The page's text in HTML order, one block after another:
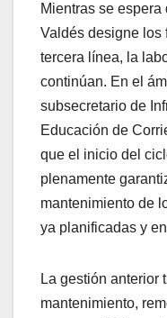
Mientras se
Valdés designe los
tercera línea, la
continúan. En el
subsecretario de
Educación de
que el inicio del
plenamente
mantenimiento de
ya planificadas y
La gestión anterior
mantenimiento,